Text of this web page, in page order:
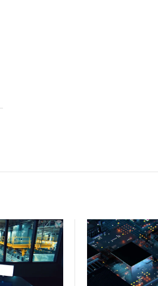
facility, creating a
liquid-cooled AI